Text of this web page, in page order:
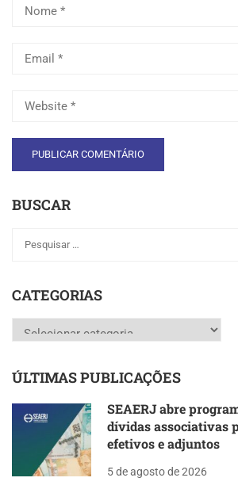
BUSCAR
CATEGORIAS
Categorias
ÚLTIMAS PUBLICAÇÕES
SEAERJ abre
dívidas associativas
efetivos e adjuntos
5 de agosto de 2026